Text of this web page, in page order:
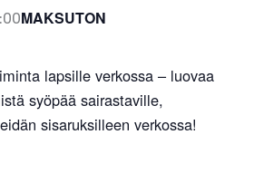
MAKSUTON
lapsille verkossa – luovaa
syöpää sairastaville,
sisaruksilleen verkossa!